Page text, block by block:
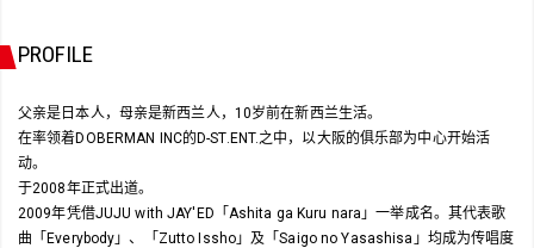
PROFILE
父亲是日本人，母亲是新西兰人，10岁前在新西兰生活。
在率领着DOBERMAN INC的D-ST.ENT.之中，以大阪的俱乐部为中心开始活
动。
于2008年正式出道。
2009年凭借JUJU with JAY'ED「Ashita ga Kuru nara」一举成名。其代表歌
曲「Everybody」、「Zutto Issho」及「Saigo no Yasashisa」均成为传唱度